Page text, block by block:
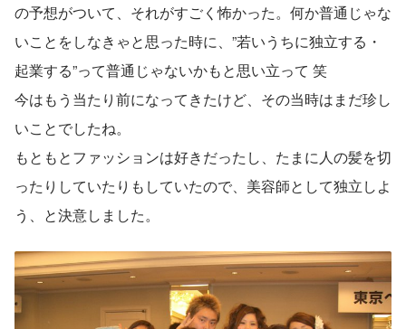
の予想がついて、それがすごく怖かった。何か普通じゃな
いことをしなきゃと思った時に、”若いうちに独立する・
起業する”って普通じゃないかもと思い立って 笑
今はもう当たり前になってきたけど、その当時はまだ珍し
いことでしたね。
もともとファッションは好きだったし、たまに人の髪を切
ったりしていたりもしていたので、美容師として独立しよ
う、と決意しました。